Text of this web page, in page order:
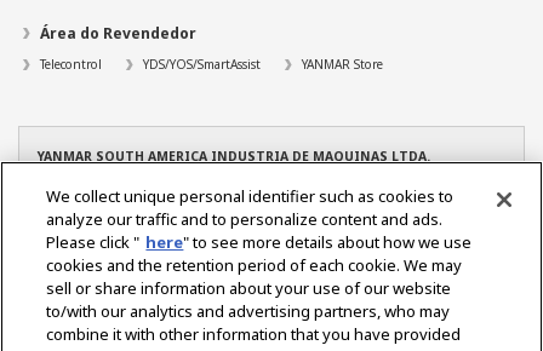
Área do Revendedor
Telecontrol YDS/YOS/SmartAssist YANMAR Store
YANMAR SOUTH AMERICA INDUSTRIA DE MAQUINAS LTDA.
TEL: +55 19 3801-9200
YANMAR – Filial Manaus
CNPJ: 08.263.434/0004-39
TEL. +55 92 3022-6216
YANMAR – Filial Osasco
CNPJ: 08.263.434/0005-10
We collect unique personal identifier such as cookies to
analyze our traffic and to personalize content and ads.
Please click " here" to see more details about how we use
cookies and the retention period of each cookie. We may
sell or share information about your use of our website
to/with our analytics and advertising partners, who may
combine it with other information that you have provided